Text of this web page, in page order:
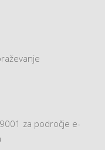
za področje e-